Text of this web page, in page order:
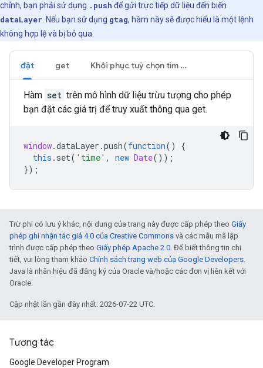
chỉnh, bạn phải sử dụng .push để gửi trực tiếp dữ liệu đến biến
dataLayer . Nếu bạn sử dụng gtag, hàm này sẽ được hiểu là một lệnh
không hợp lệ và bị bỏ qua.
đặt get Khôi phục tuỳ chọn tìm kiếm
Hàm set trên mô hình dữ liệu trừu tượng cho phép
bạn đặt các giá trị để truy xuất thông qua get.
window.dataLayer .push(function()
{
this . set( 'time' , new Date());
});
Trừ phi có lưu ý khác, nội dung của trang này được cấp phép theo Giấy
phép ghi nhận tác giả 4.0 của Creative Commons và các mẫu mã lập
trình được cấp phép theo Giấy phép Apache 2.0. Để biết thông tin chi
tiết, vui lòng tham khảo Chính sách trang web của Google Developers.
Java là nhãn hiệu đã đăng ký của Oracle và/hoặc các đơn vị liên kết với
Oracle.
Cập nhật lần gần đây nhất: 2026-07-22 UTC.
Tương tác
Google Developer Program